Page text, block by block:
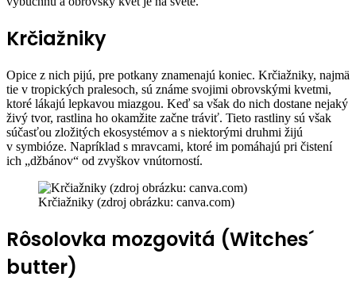
Krčiažniky
Opice z nich pijú, pre potkany znamenajú koniec. Krčiažniky, najmä
tie v tropických pralesoch, sú známe svojimi obrovskými kvetmi,
ktoré lákajú lepkavou miazgou. Keď sa však do nich dostane nejaký
živý tvor, rastlina ho okamžite začne tráviť. Tieto rastliny sú však
súčasťou zložitých ekosystémov a s niektorými druhmi žijú
v symbióze. Napríklad s mravcami, ktoré im pomáhajú pri čistení
ich „džbánov“ od zvyškov vnútorností.
Krčiažniky (zdroj obrázku: canva.com)
Rôsolovka mozgovitá (Witches´
butter)